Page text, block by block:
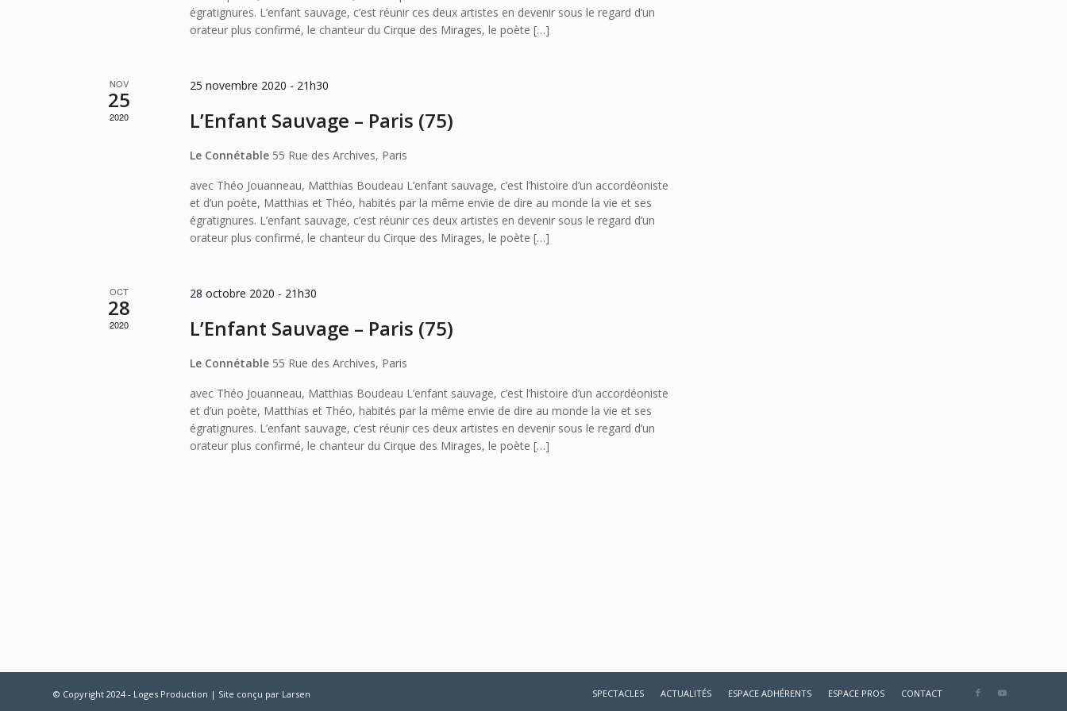
égratignures. L’enfant sauvage, c’est réunir ces deux artistes en devenir sous le regard d’un
orateur plus confirmé, le chanteur du Cirque des Mirages, le poète […]
NOV
25
2020
25 novembre 2020 - 21h30
L’Enfant Sauvage – Paris (75)
Le Connétable 55 Rue des Archives, Paris
avec Théo Jouanneau, Matthias Boudeau L’enfant sauvage, c’est l’histoire d’un accordéoniste
et d’un poète, Matthias et Théo, habités par la même envie de dire au monde la vie et ses
égratignures. L’enfant sauvage, c’est réunir ces deux artistes en devenir sous le regard d’un
orateur plus confirmé, le chanteur du Cirque des Mirages, le poète […]
OCT
28
2020
28 octobre 2020 - 21h30
L’Enfant Sauvage – Paris (75)
Le Connétable 55 Rue des Archives, Paris
avec Théo Jouanneau, Matthias Boudeau L’enfant sauvage, c’est l’histoire d’un accordéoniste
et d’un poète, Matthias et Théo, habités par la même envie de dire au monde la vie et ses
égratignures. L’enfant sauvage, c’est réunir ces deux artistes en devenir sous le regard d’un
orateur plus confirmé, le chanteur du Cirque des Mirages, le poète […]
© Copyright 2024 - Loges Production | Site conçu par Larsen SPECTACLES ACTUALITÉS ESPACE ADHÉRENTS ESPACE PROS CONTACT